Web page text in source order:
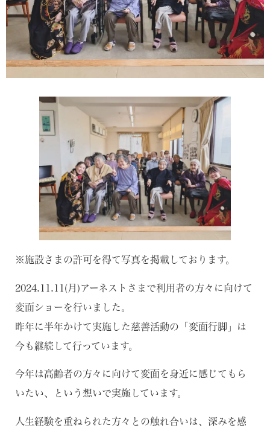
※施設さまの許可を得て写真を掲載しております。
2024.11.11(月)アーネストさまで利用者の方々に向けて
変面ショーを行いました。
昨年に半年かけて実施した慈善活動の「変面行脚」は
今も継続して行っています。
今年は高齢者の方々に向けて変面を身近に感じてもら
いたい、という想いで実施しています。
人生経験を重ねられた方々との触れ合いは、深みを感